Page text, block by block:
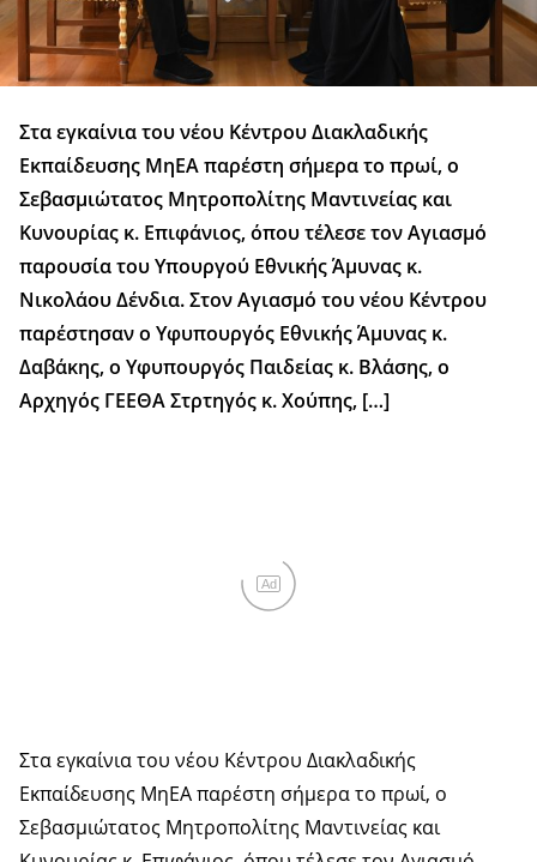
Στα εγκαίνια του νέου Κέντρου Διακλαδικής
Εκπαίδευσης ΜηΕΑ παρέστη σήμερα το πρωί, ο
Σεβασμιώτατος Μητροπολίτης Μαντινείας και
Κυνουρίας κ. Επιφάνιος, όπου τέλεσε τον Αγιασμό
παρουσία του Υπουργού Εθνικής Άμυνας κ.
Νικολάου Δένδια. Στον Αγιασμό του νέου Κέντρου
παρέστησαν ο Υφυπουργός Εθνικής Άμυνας κ.
Δαβάκης, ο Υφυπουργός Παιδείας κ. Βλάσης, ο
Αρχηγός ΓΕΕΘΑ Στρτηγός κ. Χούπης, […]
Ad
Στα εγκαίνια του νέου Κέντρου Διακλαδικής
Εκπαίδευσης ΜηΕΑ παρέστη σήμερα το πρωί, ο
Σεβασμιώτατος Μητροπολίτης Μαντινείας και